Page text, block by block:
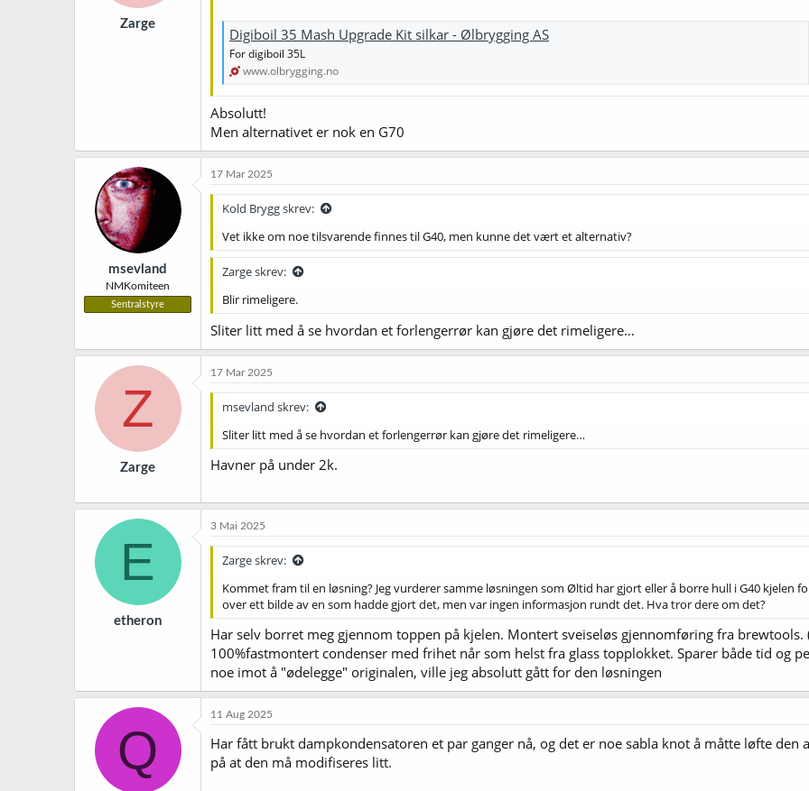
Zarge
Digiboil 35 Mash Upgrade Kit silkar - Ølbrygging AS
For digiboil 35L
www.olbrygging.no
Absolutt!
Men alternativet er nok en G70
msevland
NMKomiteen
Sentralstyre
17 Mar 2025
Kold Brygg skrev:
Vet ikke om noe tilsvarende finnes til G40, men kunne det vært et alternativ?
Zarge skrev:
Blir rimeligere.
Sliter litt med å se hvordan et forlengerrør kan gjøre det rimeligere…
Z
Zarge
17 Mar 2025
msevland skrev:
Sliter litt med å se hvordan et forlengerrør kan gjøre det rimeligere…
Havner på under 2k.
E
etheron
3 Mai 2025
Zarge skrev:
Kommet fram til en løsning? Jeg vurderer samme løsningen som Øltid har gjort eller å borre hull i G40 kjelen
over ett bilde av en som hadde gjort det, men var ingen informasjon rundt det. Hva tror dere om det?
Har selv borret meg gjennom toppen på kjelen. Montert sveiseløs gjennomføring fra
100%fastmontert condenser med frihet når som helst fra glass topplokket. Sparer både tid og
noe imot å "ødelegge" originalen, ville jeg absolutt gått for den løsningen
Q
11 Aug 2025
Har fått brukt dampkondensatoren et par ganger nå, og det er noe sabla knot å måtte løfte
på at den må modifiseres litt.